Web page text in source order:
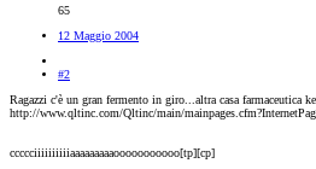
65
12 Maggio 2004
#2
Ragazzi c'è un gran fermento in giro...altra casa farmaceutica
http://www.qltinc.com/Qltinc/main/
ccccciiiiiiiiiiaaaaaaaaaooooooooooo[tp][cp]